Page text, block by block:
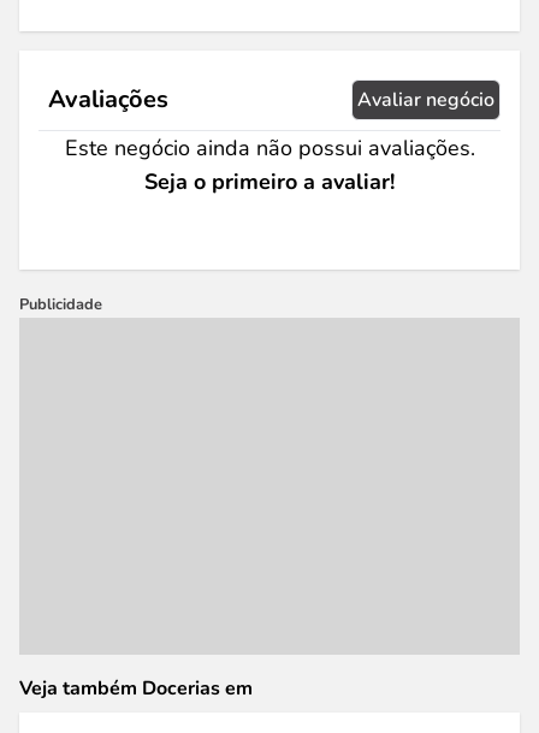
Avaliações Avaliar negócio
Este negócio ainda não possui avaliações.
Seja o primeiro a avaliar!
Publicidade
Veja também Docerias em